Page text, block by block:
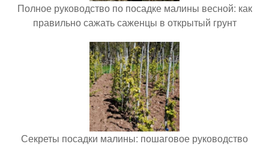
Полное руководство по посадке малины весной: как
правильно сажать саженцы в открытый грунт
Секреты посадки малины: пошаговое руководство